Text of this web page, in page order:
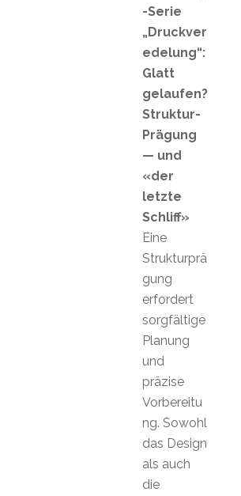
-Serie
„Druckver
edelung“:
Glatt
gelaufen?
Struktur-
Prägung
— und
«der
letzte
Schliff»
Eine
Strukturprä
gung
erfordert
sorgfältige
Planung
und
präzise
Vorbereitu
ng. Sowohl
das Design
als auch
die